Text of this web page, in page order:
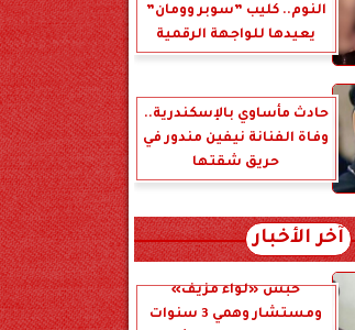
النوم.. كليب ”سوبر وومان”
يعيدها للواجهة الرقمية
حادث مأساوي بالإسكندرية..
وفاة الفنانة نيفين مندور في
حريق شقتها
آخر الأخبار
حبس «لواء مزيف»
ومستشار وهمي 3 سنوات